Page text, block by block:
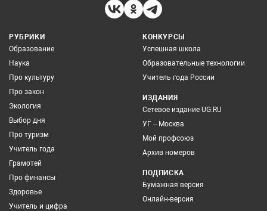
РУБРИКИ
Образование
Наука
Про культуру
Про закон
Экология
Выбор дня
Про туризм
Учитель года
Грамотей
Про финансы
Здоровье
Учитель и цифра
КОНКУРСЫ
Успешная школа
Образовательные технологии
Учитель года России
ИЗДАНИЯ
Сетевое издание UG.RU
УГ – Москва
Мой профсоюз
Архив номеров
ПОДПИСКА
Бумажная версия
Онлайн-версия